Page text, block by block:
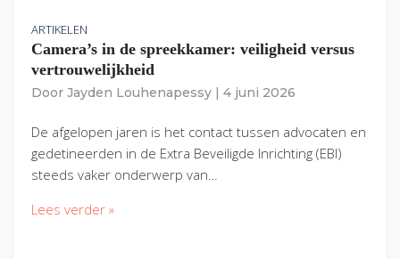
ARTIKELEN
Camera’s in de spreekkamer: veiligheid versus
vertrouwelijkheid
Door Jayden Louhenapessy 4 juni 2026
De afgelopen jaren is het contact tussen advocaten en
gedetineerden in de Extra Beveiligde Inrichting (EBI)
steeds vaker onderwerp van…
Lees verder »